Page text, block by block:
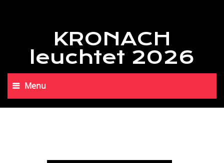
KRONACH
leuchtet 2026
Menu